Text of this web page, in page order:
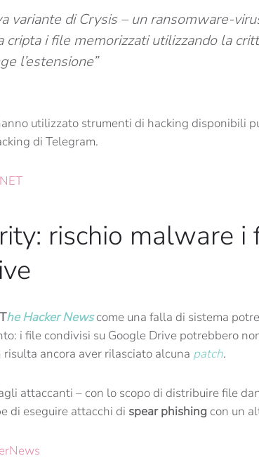
variante di Crysis – un ransomware-
cripta i file memorizzati utilizzando la
l’estensione”
utilizzato strumenti di hacking disponibili
di Telegram.
rischio malware i
The Hacker Newscome una falla di sistema
i file condivisi su Google Drive potrebbero
ancora aver rilasciato alcuna patch.
attaccanti – con lo scopo di distribuire file
di eseguire attacchi di spear phishing con un